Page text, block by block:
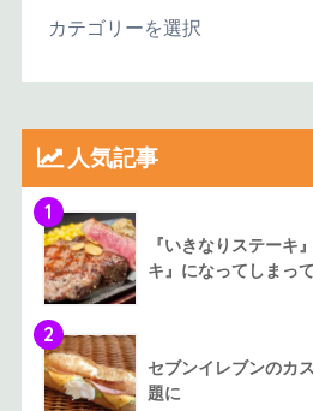
人気記事
1
『いきなりステーキ
キ』になってしまっ
2
セブンイレブンのカ
題に